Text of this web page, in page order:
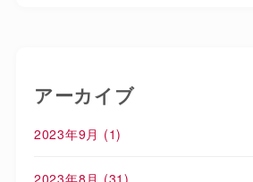
アーカイブ
2023年9月 (1)
2023年8月 (31)